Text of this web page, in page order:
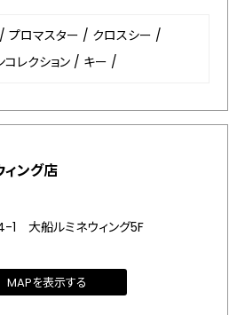
/ プロマスター / クロスシー /
コレクション / キー /
ング店
1 大船ルミネウィング5F
MAPを表示する